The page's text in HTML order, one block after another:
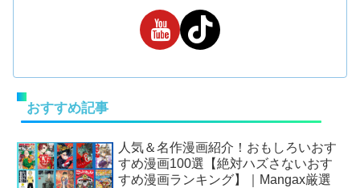
おすすめ記事
人気＆名作漫画紹介！おもしろいおす
すめ漫画100選【絶対ハズさないおす
すめ漫画ランキング】｜Mangax厳選